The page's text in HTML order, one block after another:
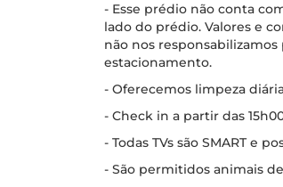
- Esse prédio não conta
lado do prédio. Valores e
não nos
estacionamento.
- Oferecemos limpeza
- Check in a partir das
- Todas TVs são SMART e
- São permitidos animais